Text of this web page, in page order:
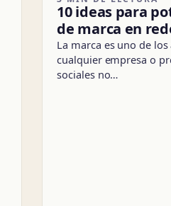
10 ideas para
de marca en
La marca es uno de
cualquier empresa o
sociales no…